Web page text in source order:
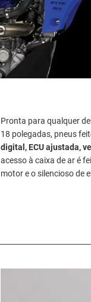
Pronta para qualquer
18 polegadas, pneus
digital, ECU ajustada,
acesso à caixa de ar é
motor e o silencioso de